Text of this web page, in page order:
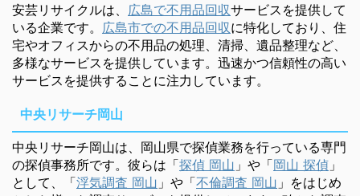
安芸リサイクルは、 広島で不用品回収サービスを提供して
いる企業です。 広島市での不用品回収に特化しており、住
宅やオフィスからの不用品の処理、清掃、遺品整理など、
多様なサービスを提供しています。迅速かつ信頼性の高い
サービスを提供することに注力しています。
中央リサーチ岡山
中央リサーチ岡山は、岡山県で探偵業務を行っている専門
の探偵事務所です。彼らは「探偵 岡山 」や「岡山 探偵 」
として、「浮気調査 岡山 」や「不倫調査 岡山 」をはじめ